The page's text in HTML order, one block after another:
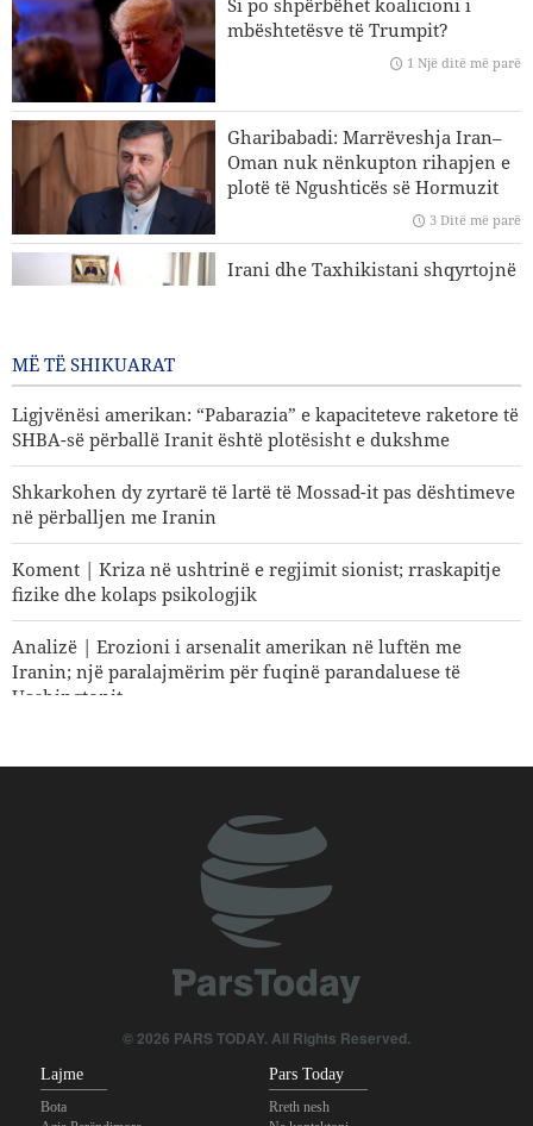
SHBA-së përballë Iranit është plotësisht e dukshme
Koment | E ardhmja e sigurisë së rajonit; pse roli qendror i
vendeve të rajonit është një domosdoshmëri?
Koment | Kriza në ushtrinë e regjimit sionist; rraskapitje
fizike dhe kolaps psikologjik
Analizë | Erozioni i arsenalit amerikan në luftën me
Iranin; një paralajmërim për fuqinë parandaluese të
Uashingtonit
Si po shpërbëhet koalicioni i
mbështetësve të Trumpit?
1 Një ditë më parë
Gharibabadi: Marrëveshja Iran–
Oman nuk nënkupton rihapjen e
plotë të Ngushticës së Hormuzit
3 Ditë më parë
Irani dhe Taxhikistani shqyrtojnë
MË TË SHIKUARAT
Ligjvënësi amerikan: “Pabarazia” e kapaciteteve raketore të
SHBA-së përballë Iranit është plotësisht e dukshme
Shkarkohen dy zyrtarë të lartë të Mossad-it pas dështimeve
në përballjen me Iranin
Koment | Kriza në ushtrinë e regjimit sionist; rraskapitje
fizike dhe kolaps psikologjik
Analizë | Erozioni i arsenalit amerikan në luftën me
Iranin; një paralajmërim për fuqinë parandaluese të
Uashingtonit
vendeve të rajonit është një domosdoshmëri?
Si po shpërbëhet koalicioni i mbështetësve të Trumpit?
© 2026 PARS TODAY. All Rights Reserved.
Lajme
Bota
Pars Today
Rreth nesh